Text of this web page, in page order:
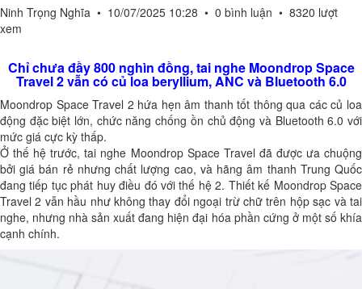
Ninh Trọng Nghĩa • 10/07/2025 10:28 • 0 bình luận • 8320 lượt
xem
Chỉ chưa đầy 800 nghìn đồng, tai nghe Moondrop Space
Travel 2 vẫn có củ loa beryllium, ANC và Bluetooth 6.0
Moondrop Space Travel 2 hứa hẹn âm thanh tốt thông qua các củ loa
động đặc biệt lớn, chức năng chống ồn chủ động và Bluetooth 6.0 với
mức giá cực kỳ thấp.
Ở thế hệ trước, tai nghe Moondrop Space Travel đã được ưa chuộng
bởi giá bán rẻ nhưng chất lượng cao, và hãng âm thanh Trung Quốc
đang tiếp tục phát huy điều đó với thế hệ 2. Thiết kế Moondrop Space
Travel 2 vẫn hầu như không thay đổi ngoại trừ chữ trên hộp sạc và tai
nghe, nhưng nhà sản xuất đang hiện đại hóa phần cứng ở một số khía
cạnh chính.